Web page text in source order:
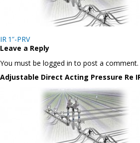
Post
navigation
IR 1″-PRV
Leave a Reply
You must be logged in to post a comment.
Adjustable Direct Acting Pressure Re